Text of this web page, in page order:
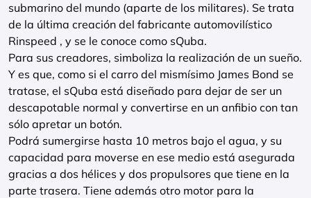
submarino del mundo (aparte de los militares). Se trata
de la última creación del fabricante automovilístico
Rinspeed , y se le conoce como sQuba.
Para sus creadores, simboliza la realización de un sueño.
Y es que, como si el carro del mismísimo James Bond se
tratase, el sQuba está diseñado para dejar de ser un
descapotable normal y convertirse en un anfibio con tan
sólo apretar un botón.
Podrá sumergirse hasta 10 metros bajo el agua, y su
capacidad para moverse en ese medio está asegurada
gracias a dos hélices y dos propulsores que tiene en la
parte trasera. Tiene además otro motor para la